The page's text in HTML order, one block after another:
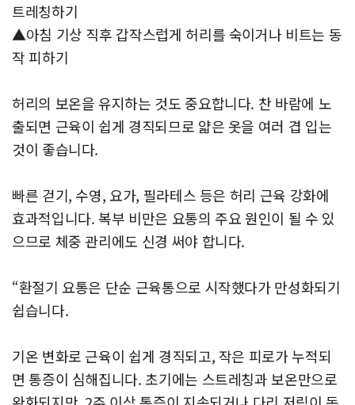
트레칭하기
▲아침 기상 직후 갑작스럽게 허리를 숙이거나 비트는 동
작 피하기
허리의 보온을 유지하는 것도 중요합니다. 찬 바람에 노
출되면 근육이 쉽게 경직되므로 얇은 옷을 여러 겹 입는
것이 좋습니다.
빠른 걷기, 수영, 요가, 필라테스 등은 허리 근육 강화에
효과적입니다. 복부 비만은 요통의 주요 원인이 될 수 있
으므로 체중 관리에도 신경 써야 합니다.
“환절기 요통은 단순 근육통으로 시작했다가 만성화되기
쉽습니다.
기온 변화로 근육이 쉽게 경직되고, 작은 피로가 누적되
면 통증이 심해집니다. 초기에는 스트레칭과 보온만으로